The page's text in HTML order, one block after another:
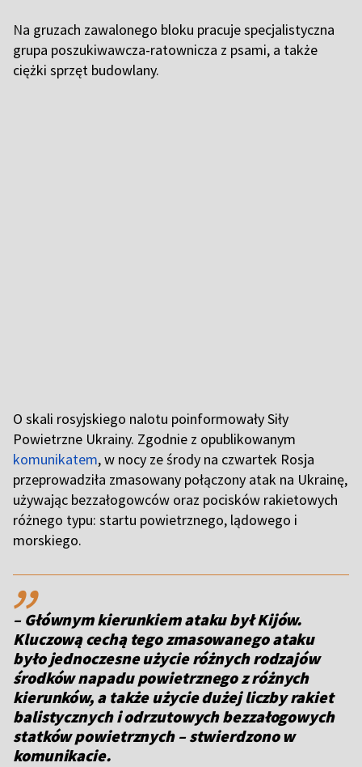
Na gruzach zawalonego bloku pracuje specjalistyczna
grupa poszukiwawcza-ratownicza z psami, a także
ciężki sprzęt budowlany.
O skali rosyjskiego nalotu poinformowały Siły
Powietrzne Ukrainy. Zgodnie z opublikowanym
komunikatem, w nocy ze środy na czwartek Rosja
przeprowadziła zmasowany połączony atak na Ukrainę,
używając bezzałogowców oraz pocisków rakietowych
różnego typu: startu powietrznego, lądowego i
morskiego.
,,
– Głównym kierunkiem ataku był Kijów.
Kluczową cechą tego zmasowanego ataku
było jednoczesne użycie różnych rodzajów
środków napadu powietrznego z różnych
kierunków, a także użycie dużej liczby rakiet
balistycznych i odrzutowych bezzałogowych
statków powietrznych – stwierdzono w
komunikacie.